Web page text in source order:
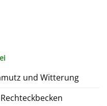
€.
und Witterung